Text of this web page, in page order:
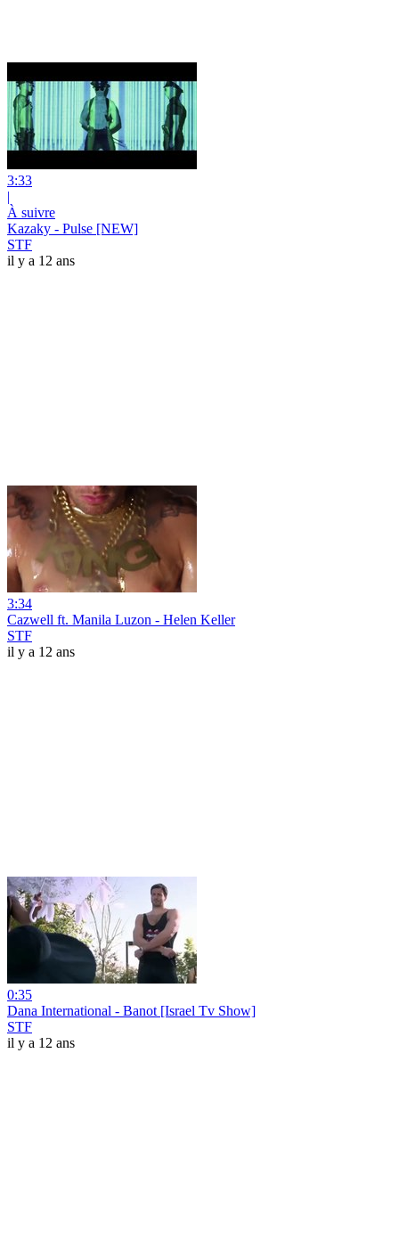
3:33
|
À suivre
Kazaky - Pulse [NEW]
STF
il y a 12 ans
3:34
Cazwell ft. Manila Luzon - Helen Keller
STF
il y a 12 ans
0:35
Dana International - Banot [Israel Tv Show]
STF
il y a 12 ans